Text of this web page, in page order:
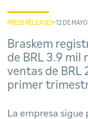
PRESS RELEASES• 12 DE
Braskem
de BRL 3.9 mil
ventas de BRL
primer
La empresa